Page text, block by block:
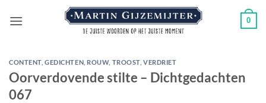
naar
0
CONTENT,GEDICHTEN ROUW, TROOST,VERDRIET
Oorverdovende stilte – Dichtgedachten
067